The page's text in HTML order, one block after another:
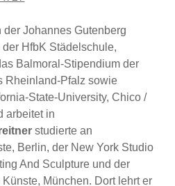
der Johannes Gutenberg
HfbK Städelschule,
Balmoral-Stipendium der
Rheinland-Pfalz sowie
State-University, Chico /
arbeitet in
studierte an
Berlin, der New York Studio
And Sculpture und der
München. Dort lehrt er